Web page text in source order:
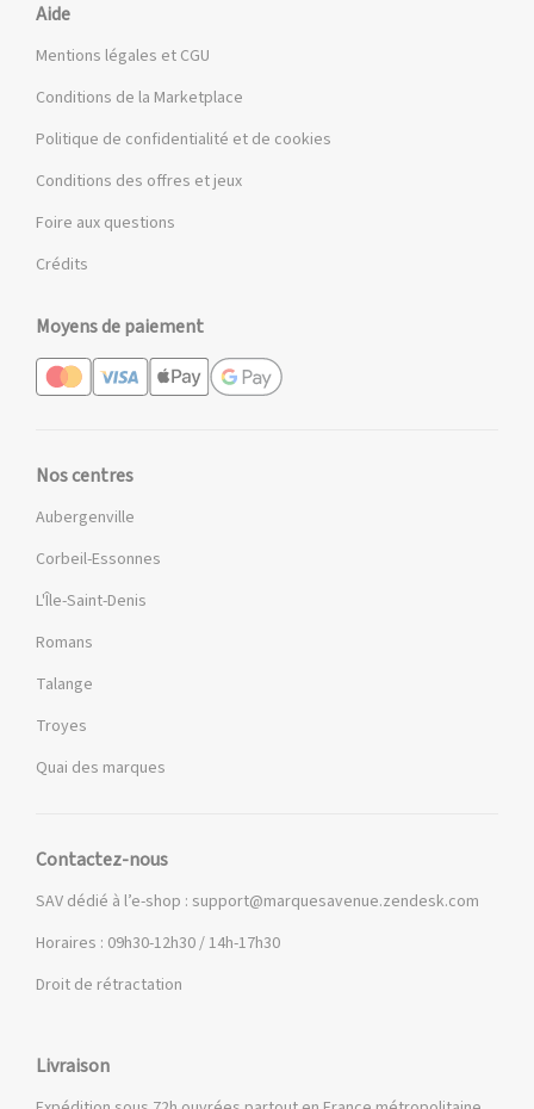
Aide
Mentions légales et CGU
Conditions de la Marketplace
Politique de confidentialité et de cookies
Conditions des offres et jeux
Foire aux questions
Crédits
Moyens de paiement
Nos centres
Aubergenville
Corbeil-Essonnes
L'Île-Saint-Denis
Romans
Talange
Troyes
Quai des marques
Contactez-nous
SAV dédié à l’e-shop : support@marquesavenue.zendesk.com
Horaires : 09h30-12h30 / 14h-17h30
Droit de rétractation
Livraison